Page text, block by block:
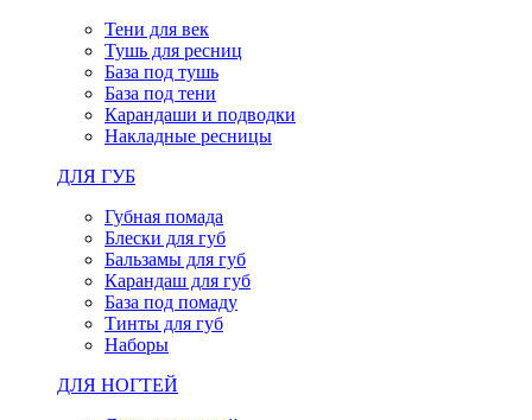
Тени для век
Тушь для ресниц
База под тушь
База под тени
Карандаши и подводки
Накладные ресницы
ДЛЯ ГУБ
Губная помада
Блески для губ
Бальзамы для губ
Карандаш для губ
База под помаду
Тинты для губ
Наборы
ДЛЯ НОГТЕЙ